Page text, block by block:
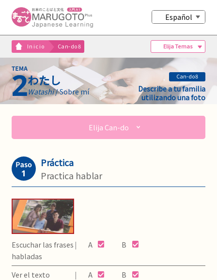
Español
Inicio Can-do8 Elija Temas
わたし
Watashi/ Sobre mí
Can-do8
Describe a tu familia
utilizando una foto
Elija Can-do
Práctica
Practica hablar
Escuchar las frases
habladas
A B
Ver el texto A
B